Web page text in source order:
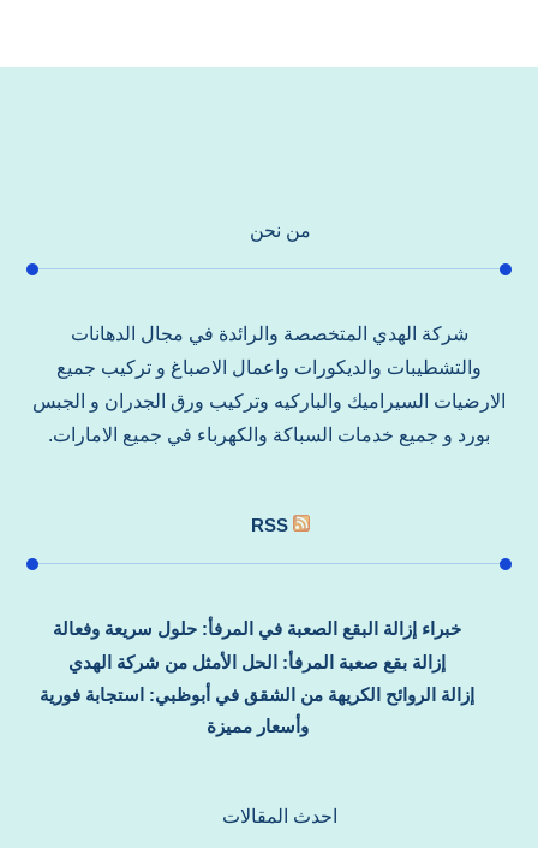
من نحن
شركة الهدي المتخصصة والرائدة في مجال الدهانات
والتشطيبات والديكورات واعمال الاصباغ و تركيب جميع
الارضيات السيراميك والباركيه وتركيب ورق الجدران و الجبس
بورد و جميع خدمات السباكة والكهرباء في جميع الامارات.
RSS
خبراء إزالة البقع الصعبة في المرفأ: حلول سريعة وفعالة
إزالة بقع صعبة المرفأ: الحل الأمثل من شركة الهدي
إزالة الروائح الكريهة من الشقق في أبوظبي: استجابة فورية
وأسعار مميزة
احدث المقالات